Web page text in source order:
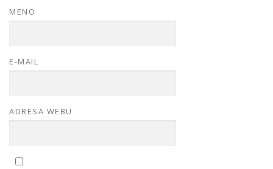
MENO
E-MAIL
ADRESA WEBU